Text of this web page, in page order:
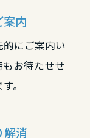
案内
にご案内い
お待たせせ
。
解消